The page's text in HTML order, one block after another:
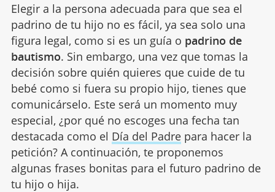
Elegir a la persona adecuada para que sea el
padrino de tu hijo no es fácil, ya sea solo una
figura legal, como si es un guía o padrino de
bautismo. Sin embargo, una vez que tomas la
decisión sobre quién quieres que cuide de tu
bebé como si fuera su propio hijo, tienes que
comunicárselo. Este será un momento muy
especial, ¿por qué no escoges una fecha tan
destacada como el Día del Padrepara hacer la
petición? A continuación, te proponemos
algunas frases bonitas para el futuro padrino de
tu hijo o hija.